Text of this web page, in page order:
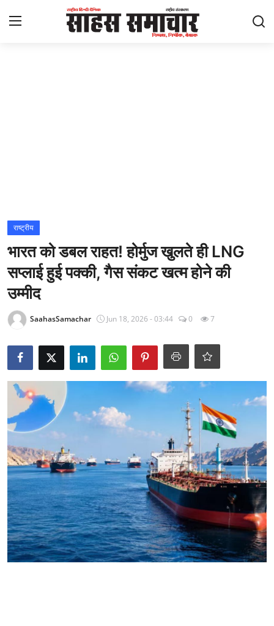
राज्य
अंतराष्ट्रीय
राजनीति
खेल
Epaper
धर्म
लाइफस्टाइल
टेक
राष्ट्रीय
भारत को डबल राहत! होर्मुज खुलते ही LNG
सप्लाई हुई पक्की, गैस संकट खत्म होने की
उम्मीद
SaahasSamachar Jun 18, 2026 - 03:44 0 7